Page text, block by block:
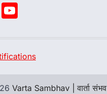
X
Varta Sambhav | वार्ता संभव